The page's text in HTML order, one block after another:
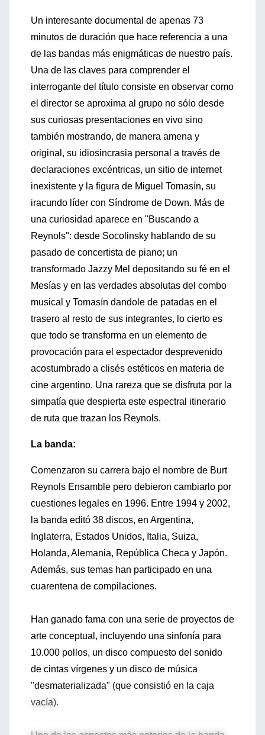
Un interesante documental de apenas 73
minutos de duración que hace referencia a una
de las bandas más enigmáticas de nuestro país.
Una de las claves para comprender el
interrogante del título consiste en observar como
el director se aproxima al grupo no sólo desde
sus curiosas presentaciones en vivo sino
también mostrando, de manera amena y
original, su idiosincrasia personal a través de
declaraciones excéntricas, un sitio de internet
inexistente y la figura de Miguel Tomasín, su
iracundo líder con Síndrome de Down. Más de
una curiosidad aparece en "Buscando a
Reynols": desde Socolinsky hablando de su
pasado de concertista de piano; un
transformado Jazzy Mel depositando su fé en el
Mesías y en las verdades absolutas del combo
musical y Tomasín dandole de patadas en el
trasero al resto de sus integrantes, lo cierto es
que todo se transforma en un elemento de
provocación para el espectador desprevenido
acostumbrado a clisés estéticos en materia de
cine argentino. Una rareza que se disfruta por la
simpatía que despierta este espectral itinerario
de ruta que trazan los Reynols.
La banda:
Comenzaron su carrera bajo el nombre de Burt
Reynols Ensamble pero debieron cambiarlo por
cuestiones legales en 1996. Entre 1994 y 2002,
la banda editó 38 discos, en Argentina,
Inglaterra, Estados Unidos, Italia, Suiza,
Holanda, Alemania, República Checa y Japón.
Además, sus temas han participado en una
cuarentena de compilaciones.
Han ganado fama con una serie de proyectos de
arte conceptual, incluyendo una sinfonía para
10.000 pollos, un disco compuesto del sonido
de cintas vírgenes y un disco de música
"desmaterializada" (que consistió en la caja
vacía).